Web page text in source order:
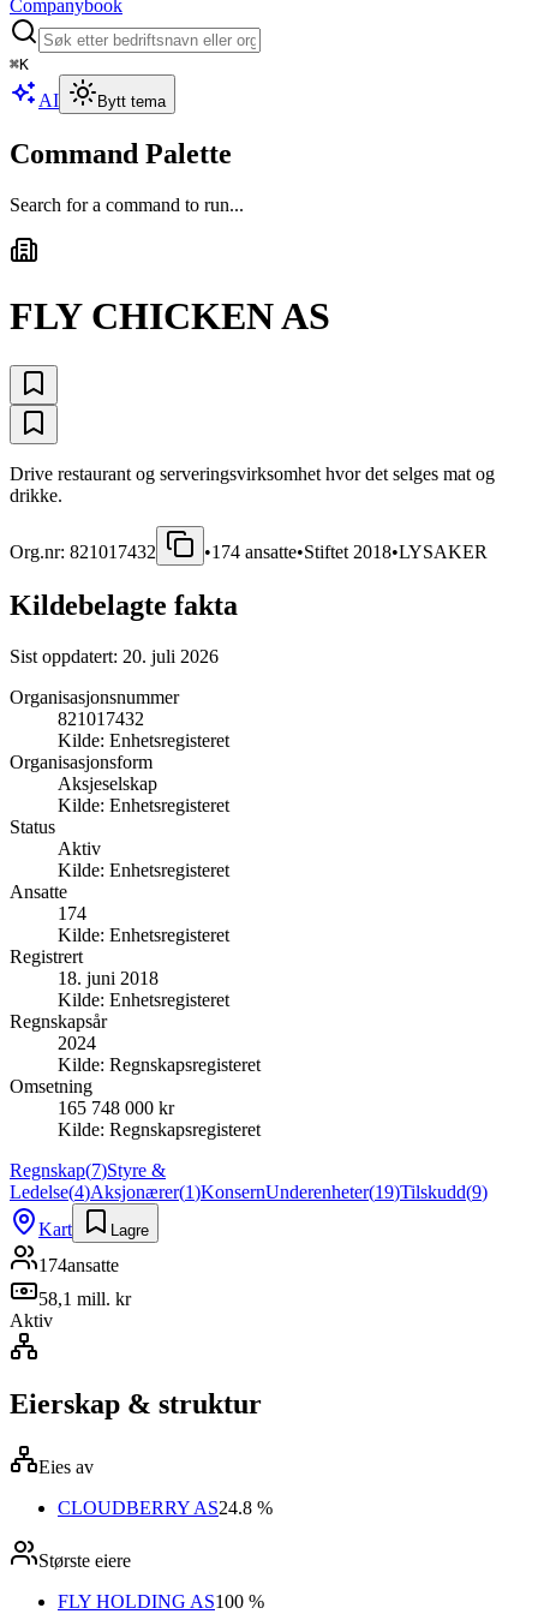
Companybook
⌘K
AI Bytt tema
Command Palette
Search for a command to run...
FLY CHICKEN AS
Drive restaurant og serveringsvirksomhet hvor det selges mat og
drikke.
Org.nr: 821017432 •174 ansatte•Stiftet 2018•LYSAKER
Kildebelagte fakta
Sist oppdatert: 20. juli 2026
Organisasjonsnummer
821017432
Kilde: Enhetsregisteret
Organisasjonsform
Aksjeselskap
Kilde: Enhetsregisteret
Status
Aktiv
Kilde: Enhetsregisteret
Ansatte
174
Kilde: Enhetsregisteret
Registrert
18. juni 2018
Kilde: Enhetsregisteret
Regnskapsår
2024
Kilde: Regnskapsregisteret
Omsetning
165 748 000 kr
Kilde: Regnskapsregisteret
Regnskap(7)Styre &
Ledelse(4)Aksjonærer(1)KonsernUnderenheter(19)Tilskudd(9)
Kart
Lagre
174ansatte
58,1 mill. kr
Aktiv
Eierskap & struktur
Eies av
CLOUDBERRY AS24.8 %
Største eiere
FLY HOLDING AS100 %